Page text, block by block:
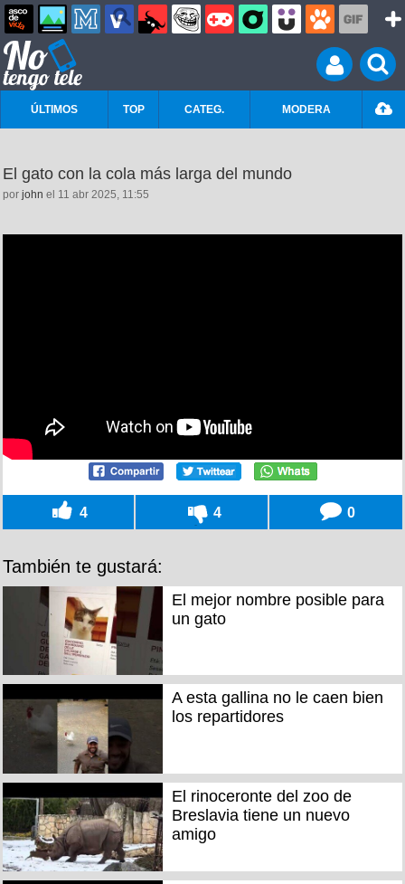
ÚLTIMOS TOP CATEG. MODERA
El gato con la cola más larga del mundo
por john el 11 abr 2025, 11:55
4 4 0
También te gustará:
El mejor nombre posible para
un gato
A esta gallina no le caen bien
los repartidores
El rinoceronte del zoo de
Breslavia tiene un nuevo
amigo